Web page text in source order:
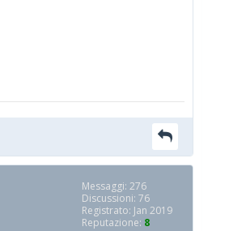
Messaggi: 276
Discussioni: 76
Registrato: Jan 2019
Reputazione: 8